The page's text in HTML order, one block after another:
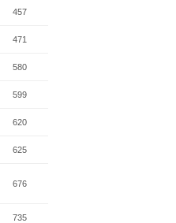
457
471
580
599
620
625
676
735